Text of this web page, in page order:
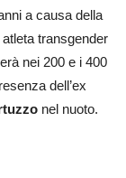
a causa della
transgender
nei 200 e i 400
dell’ex
nel nuoto.